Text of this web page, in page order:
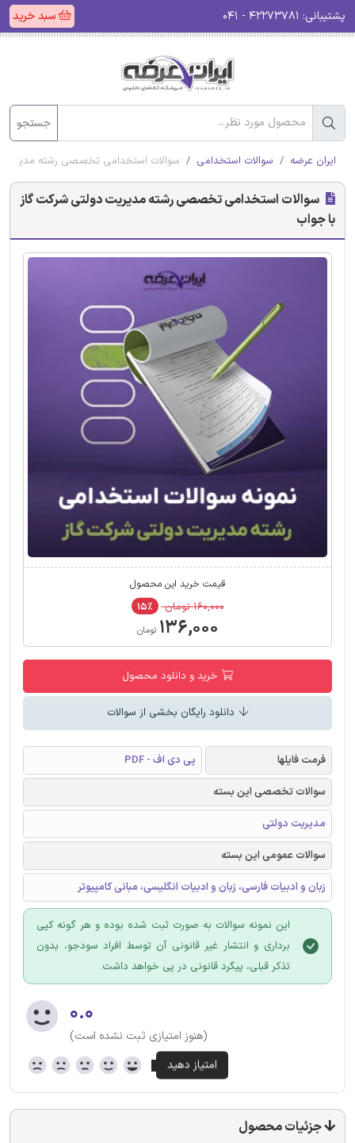
پشتیبانی: سبد خرید
جستجو
ایران عرضه سوالات استخدامی سوالات استخدامی تخصصی رشته مدیریت
سوالات استخدامی تخصصی رشته مدیریت دولتی شرکت گاز
با جواب
قیمت خرید این محصول
۱۶۰,۰۰۰ تومان ۱۵٪
۱۳۶,۰۰۰ تومان
خرید و دانلود محصول
دانلود رایگان بخشی از سوالات
فرمت فایلها
پی دی اف - PDF
سوالات تخصصی این بسته
مدیریت دولتی
سوالات عمومی این بسته
زبان و ادبیات فارسی، زبان و ادبیات انگلیسی، مبانی کامپیوتر
این نمونه سوالات به صورت ثبت شده بوده و هر گونه کپی
برداری و انتشار غیر قانونی آن توسط افراد سودجو، بدون
تذکر قبلی، پیگرد قانونی در پی خواهد داشت.
۰.۰
(هنوز امتیازی ثبت نشده است)
جزئیات محصول